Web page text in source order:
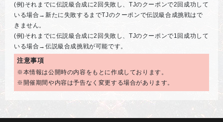
(例)それまでに伝説級合成に2回失敗し、TJのクーポンで2回成功して
いる場合→新たに失敗するまでTJのクーポンで伝説級合成挑戦はで
きません。
(例)それまでに伝説級合成に2回失敗し、TJのクーポンで1回成功して
いる場合→伝説級合成挑戦が可能です。
注意事項
※本情報は公開時の内容をもとに作成しております。
※開催期間や内容は予告なく変更する場合があります。